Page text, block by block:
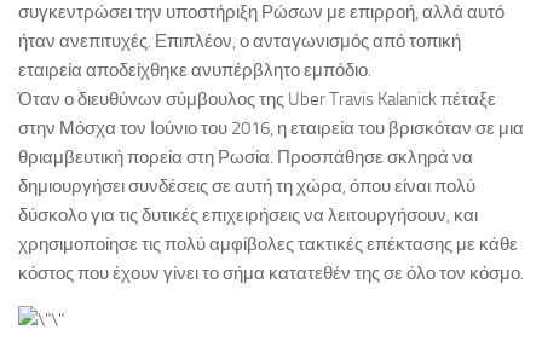
συγκεντρώσει την υποστήριξη Ρώσων με επιρροή, αλλά αυτό
ήταν ανεπιτυχές. Επιπλέον, ο ανταγωνισμός από τοπική
εταιρεία αποδείχθηκε ανυπέρβλητο εμπόδιο.
Όταν ο διευθύνων σύμβουλος της Uber Travis Kalanick πέταξε
στην Μόσχα τον Ιούνιο του 2016, η εταιρεία του βρισκόταν σε μια
θριαμβευτική πορεία στη Ρωσία. Προσπάθησε σκληρά να
δημιουργήσει συνδέσεις σε αυτή τη χώρα, όπου είναι πολύ
δύσκολο για τις δυτικές επιχειρήσεις να λειτουργήσουν, και
χρησιμοποίησε τις πολύ αμφίβολες τακτικές επέκτασης με κάθε
κόστος που έχουν γίνει το σήμα κατατεθέν της σε όλο τον κόσμο.